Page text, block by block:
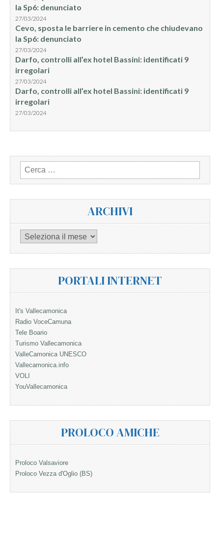
la Sp6: denunciato
27/03/2024
Cevo, sposta le barriere in cemento che chiudevano
la Sp6: denunciato
27/03/2024
Darfo, controlli all’ex hotel Bassini: identificati 9
irregolari
27/03/2024
Darfo, controlli all’ex hotel Bassini: identificati 9
irregolari
27/03/2024
Ricerca
per:
ARCHIVI
Archivi
PORTALI INTERNET
It's Vallecamonica
Radio VoceCamuna
Tele Boario
Turismo Vallecamonica
ValleCamonica UNESCO
Vallecamonica.info
VOLI
YouVallecamonica
PROLOCO AMICHE
Proloco Valsaviore
Proloco Vezza d'Oglio (BS)